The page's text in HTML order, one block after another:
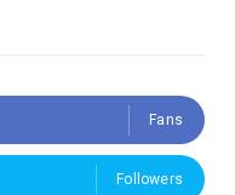
Fans
Followers